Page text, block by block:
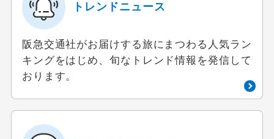
トレンドニュース
阪急交通社がお届けする旅にまつわる人気ラン
キングをはじめ、旬なトレンド情報を発信して
おります。